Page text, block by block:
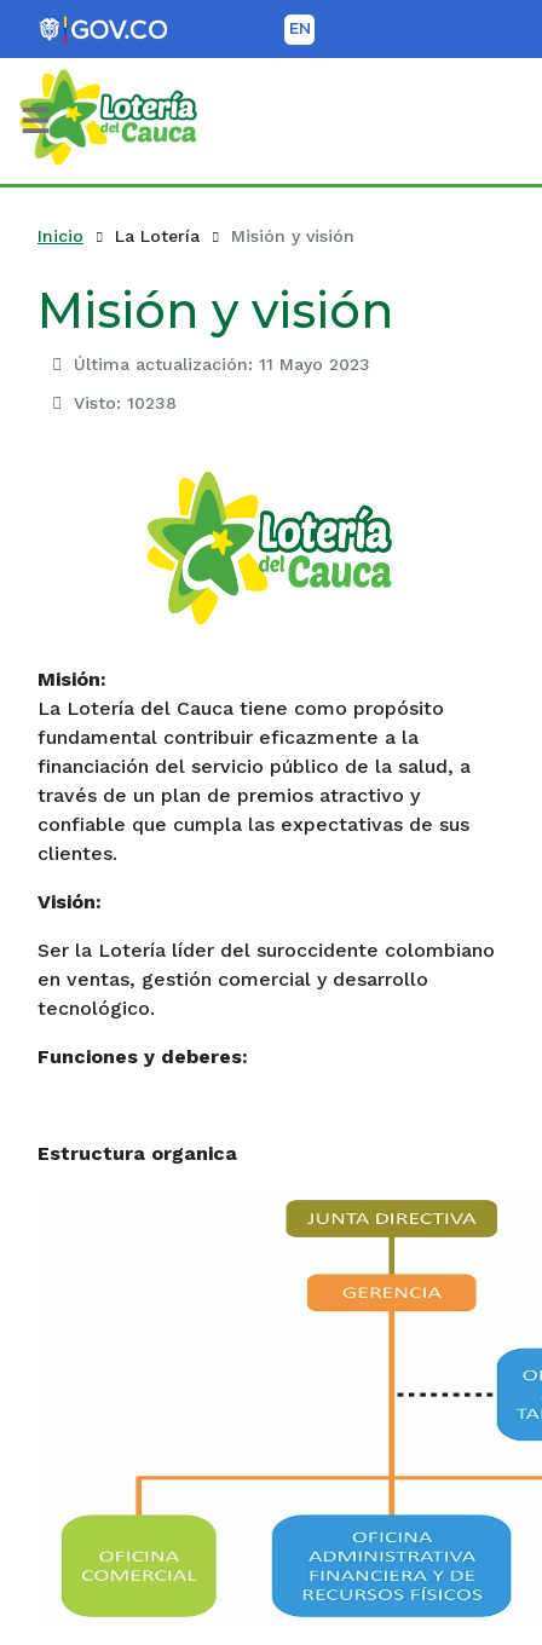
EN
Lotería del Cauca
Inicio La Lotería Misión y visión
Misión y visión
Última actualización: 11 Mayo 2023
Visto: 10238
Misión:
La Lotería del Cauca tiene como propósito
fundamental contribuir eficazmente a la
financiación del servicio público de la salud, a
través de un plan de premios atractivo y
confiable que cumpla las expectativas de sus
clientes.
Visión:
Ser la Lotería líder del suroccidente colombiano
en ventas, gestión comercial y desarrollo
tecnológico.
Funciones y deberes:
Estructura organica